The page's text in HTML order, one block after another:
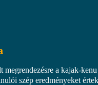
megrendezésre a kajak-kenu
szép eredményeket értek